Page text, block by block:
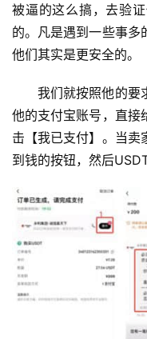
被逼的这么搞，去验
的。凡是遇到一些事多
他们其实是更安全的。
我们就按照他的要
他的支付宝账号，直接
击【我已支付】。当卖
到钱的按钮，然后